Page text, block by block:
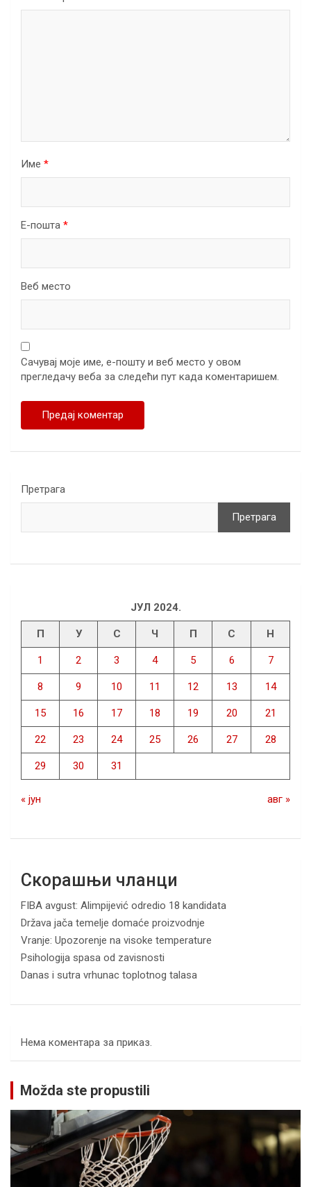
Име *
Е-пошта *
Веб место
Сачувај моје име, е-пошту и веб место у овом
прегледачу веба за следећи пут када коментаришем.
Претрага
Претрага
ЈУЛ 2024.
П У С Ч П С Н
1 2 3 4 5 6 7
8 9 10 11 12 13 14
15 16 17 18 19 20 21
22 23 24 25 26 27 28
29 30 31
« јун авг »
Скорашњи чланци
FIBA avgust: Alimpijević odredio 18 kandidata
Država jača temelje domaće proizvodnje
Vranje: Upozorenje na visoke temperature
Psihologija spasa od zavisnosti
Danas i sutra vrhunac toplotnog talasa
Нема коментара за приказ.
Možda ste propustili